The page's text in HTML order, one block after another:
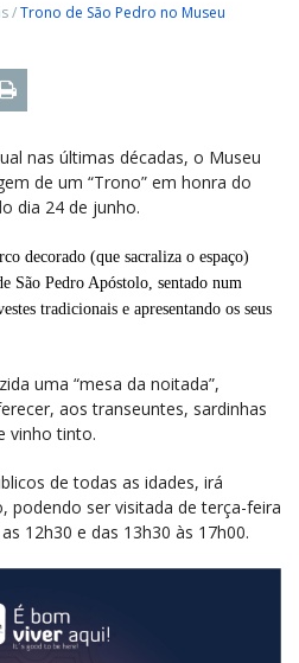
/Trono de São Pedro no Museu
nas últimas décadas, o Museu
de um “Trono” em honra do
dia 24 de junho.
decorado (que sacraliza o espaço)
São Pedro Apóstolo, sentado num
tradicionais e apresentando os seus
uma “mesa da noitada”,
aos transeuntes, sardinhas
vinho tinto.
de todas as idades, irá
podendo ser visitada de terça-feira
12h30 e das 13h30 às 17h00.